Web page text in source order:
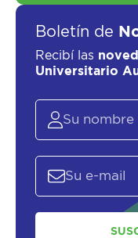
Boletín de
Recibí las
Universitario